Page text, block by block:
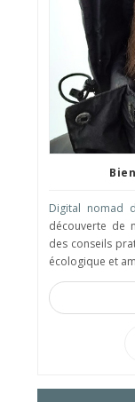
Digital nomad
découverte de
des conseils
écologique et